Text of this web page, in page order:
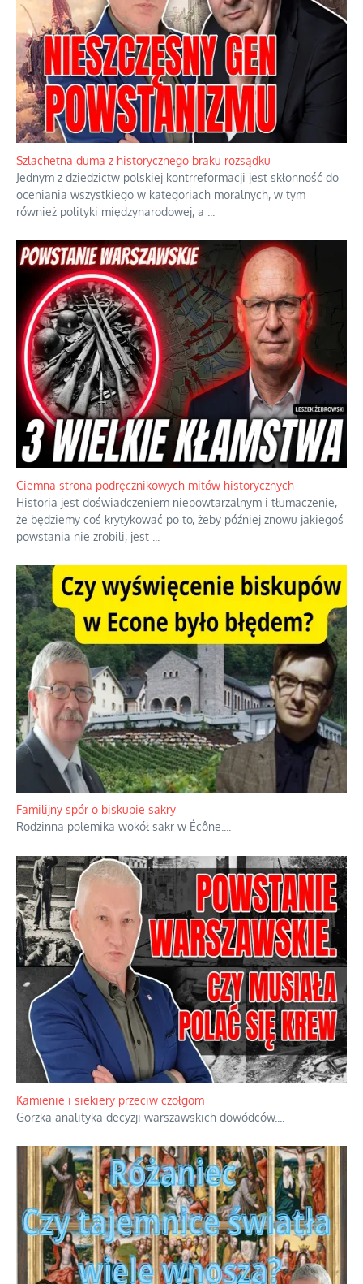
Ekspresowy kurs zbawienia z rodzinną katastrofą
Dramatyczne skutki skrajnej nadgorliwości we wspólnocie.
Szlachetna duma z historycznego braku rozsądku
Jednym z dziedzictw polskiej kontrreformacji jest skłonność do
oceniania wszystkiego w kategoriach moralnych, w tym
również polityki międzynarodowej, a...
Ciemna strona podręcznikowych mitów historycznych
Historia jest doświadczeniem niepowtarzalnym i tłumaczenie,
że będziemy coś krytykować po to, żeby później znowu jakiegoś
powstania nie zrobili, jest...
Familijny spór o biskupie sakry
Rodzinna polemika wokół sakr w Écône.